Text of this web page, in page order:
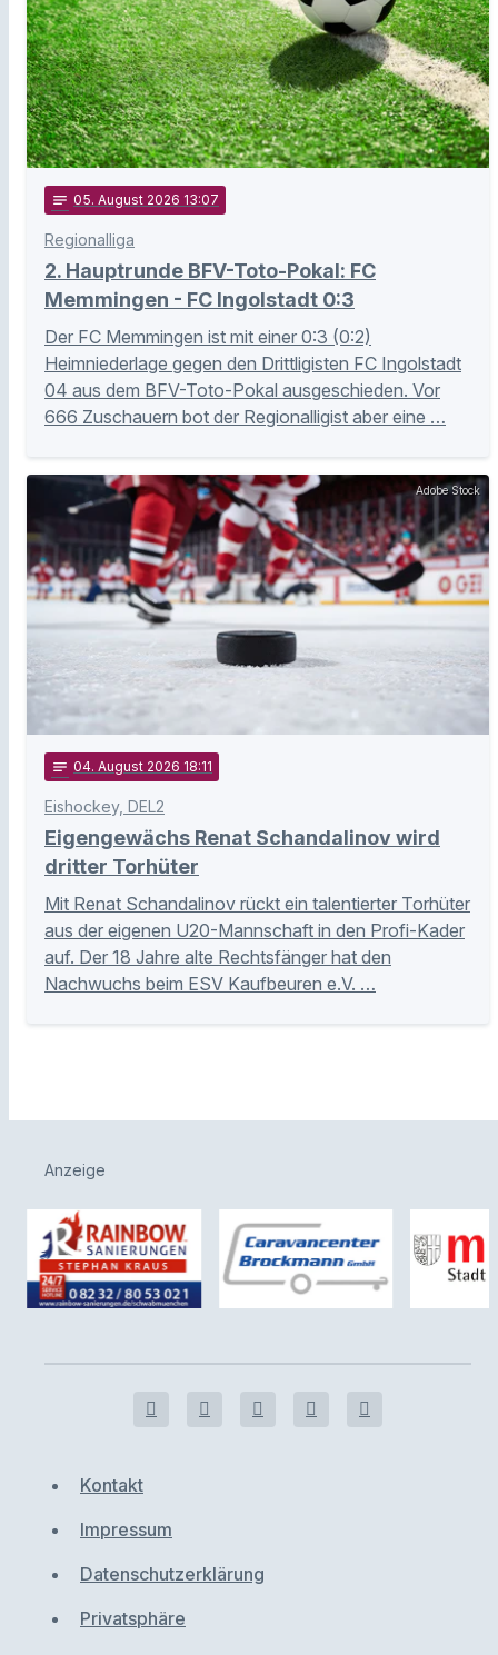
notes 05. August 2026 13:07
Regionalliga
2. Hauptrunde BFV-Toto-Pokal: FC
Memmingen - FC Ingolstadt 0:3
Der FC Memmingen ist mit einer 0:3 (0:2)
Heimniederlage gegen den Drittligisten FC Ingolstadt
04 aus dem BFV-Toto-Pokal ausgeschieden. Vor
666 Zuschauern bot der Regionalligist aber eine …
Adobe Stock
notes 04. August 2026 18:11
Eishockey, DEL2
Eigengewächs Renat Schandalinov wird
dritter Torhüter
Mit Renat Schandalinov rückt ein talentierter Torhüter
aus der eigenen U20-Mannschaft in den Profi-Kader
auf. Der 18 Jahre alte Rechtsfänger hat den
Nachwuchs beim ESV Kaufbeuren e.V. …
Anzeige
Kontakt
Impressum
Datenschutzerklärung
Privatsphäre